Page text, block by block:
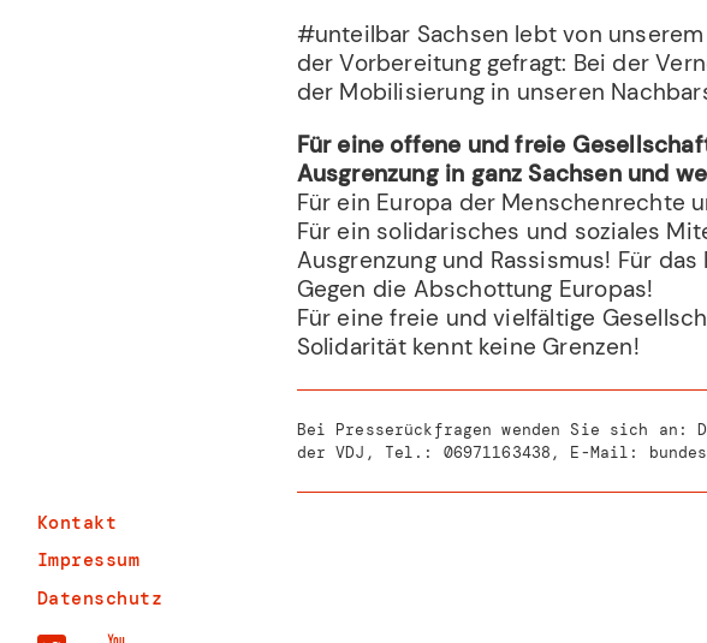
Kontakt
Impressum
Datenschutz
#unteilbar Sachsen lebt von
der Vorbereitung gefragt: Bei der
der Mobilisierung in unseren
Für eine offene und freie
Ausgrenzung in ganz Sachsen und
Für ein Europa der Menschenrechte
Für ein solidarisches und soziales
Ausgrenzung und Rassismus! Für
Gegen die Abschottung Europas!
Für eine freie und vielfältige
Solidarität kennt keine Grenzen!
Bei Presserückfragen wenden Sie sich an:
der VDJ, Tel.: 06971163438 , E-Mail: